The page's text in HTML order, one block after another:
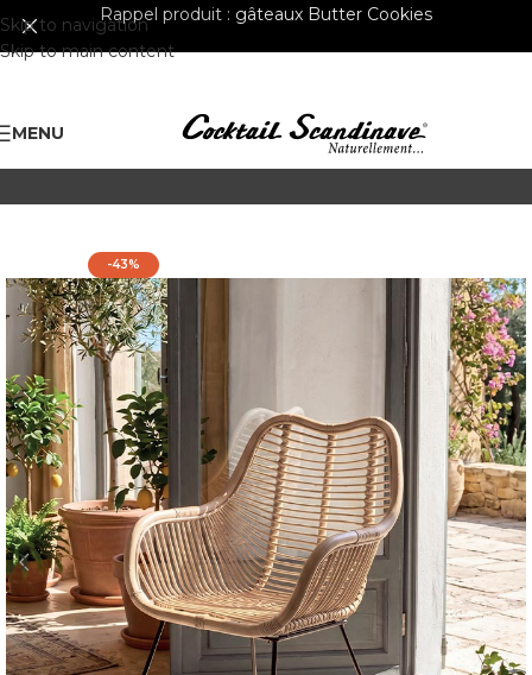
Skip to navigation
Skip to main content
Rappel produit : gâteaux Butter Cookies
MENU
-43%